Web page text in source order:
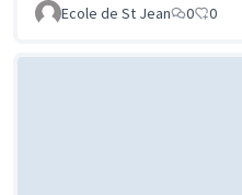
Ecole de St Jean
0 0